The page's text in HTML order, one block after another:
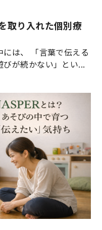
取り入れた個別療
は、 「言葉で伝える
が続かない」とい...